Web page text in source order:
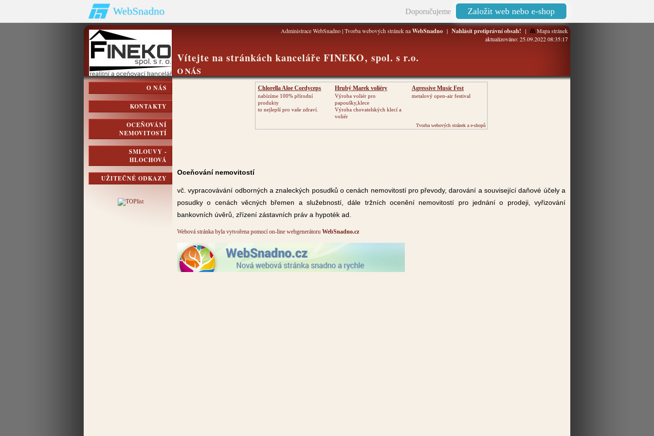
WebSnadno Doporučujeme Založit web nebo e-shop
Administrace WebSnadno|Tvorba webových stránek naWebSnadno | Nahlásit protiprávní obsah! |
Mapa stránek
aktualizováno: 25.09.2022 08:35:17
Vítejte na stránkách kanceláře FINEKO‚ spol. s r.o.
O NÁS
O NÁS
KONTAKTY
OCEŇOVÁNÍ
NEMOVITOSTÍ
SMLOUVY -
HLOCHOVÁ
UŽITEČNÉ ODKAZY
Chlorella Aloe Cordyceps
nabízíme 100% přírodní
produkty
to nejlepší pro vaše zdraví.
Hrubý Marek voliéry
Výroba voliér pro
papoušky,klece
Výroba chovatelských klecí a
voliér
Agressive Music Fest
metalový open-air festival
Tvorba webových stránek a e-shopů
Oceňování nemovitostí
vč. vypracovávání odborných a znaleckých posudků o cenách nemovitostí pro převody, darování a související daňové účely a
posudky o cenách věcných břemen a služebností, dále tržních ocenění nemovitostí pro jednání o prodeji, vyřizování
bankovních úvěrů, zřízení zástavních práv a hypoték ad.
Webová stránka byla vytvořena pomocí on-line webgenerátoru WebSnadno.cz